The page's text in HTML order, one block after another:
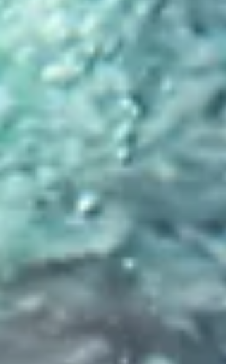
her şeyin anlamını arayan bir bakışla, diğeri
ise basit bir huzur beklentisiyle oturuyordu.
Uzun zamandır çözüm bulamadıkları bir
problem hakk